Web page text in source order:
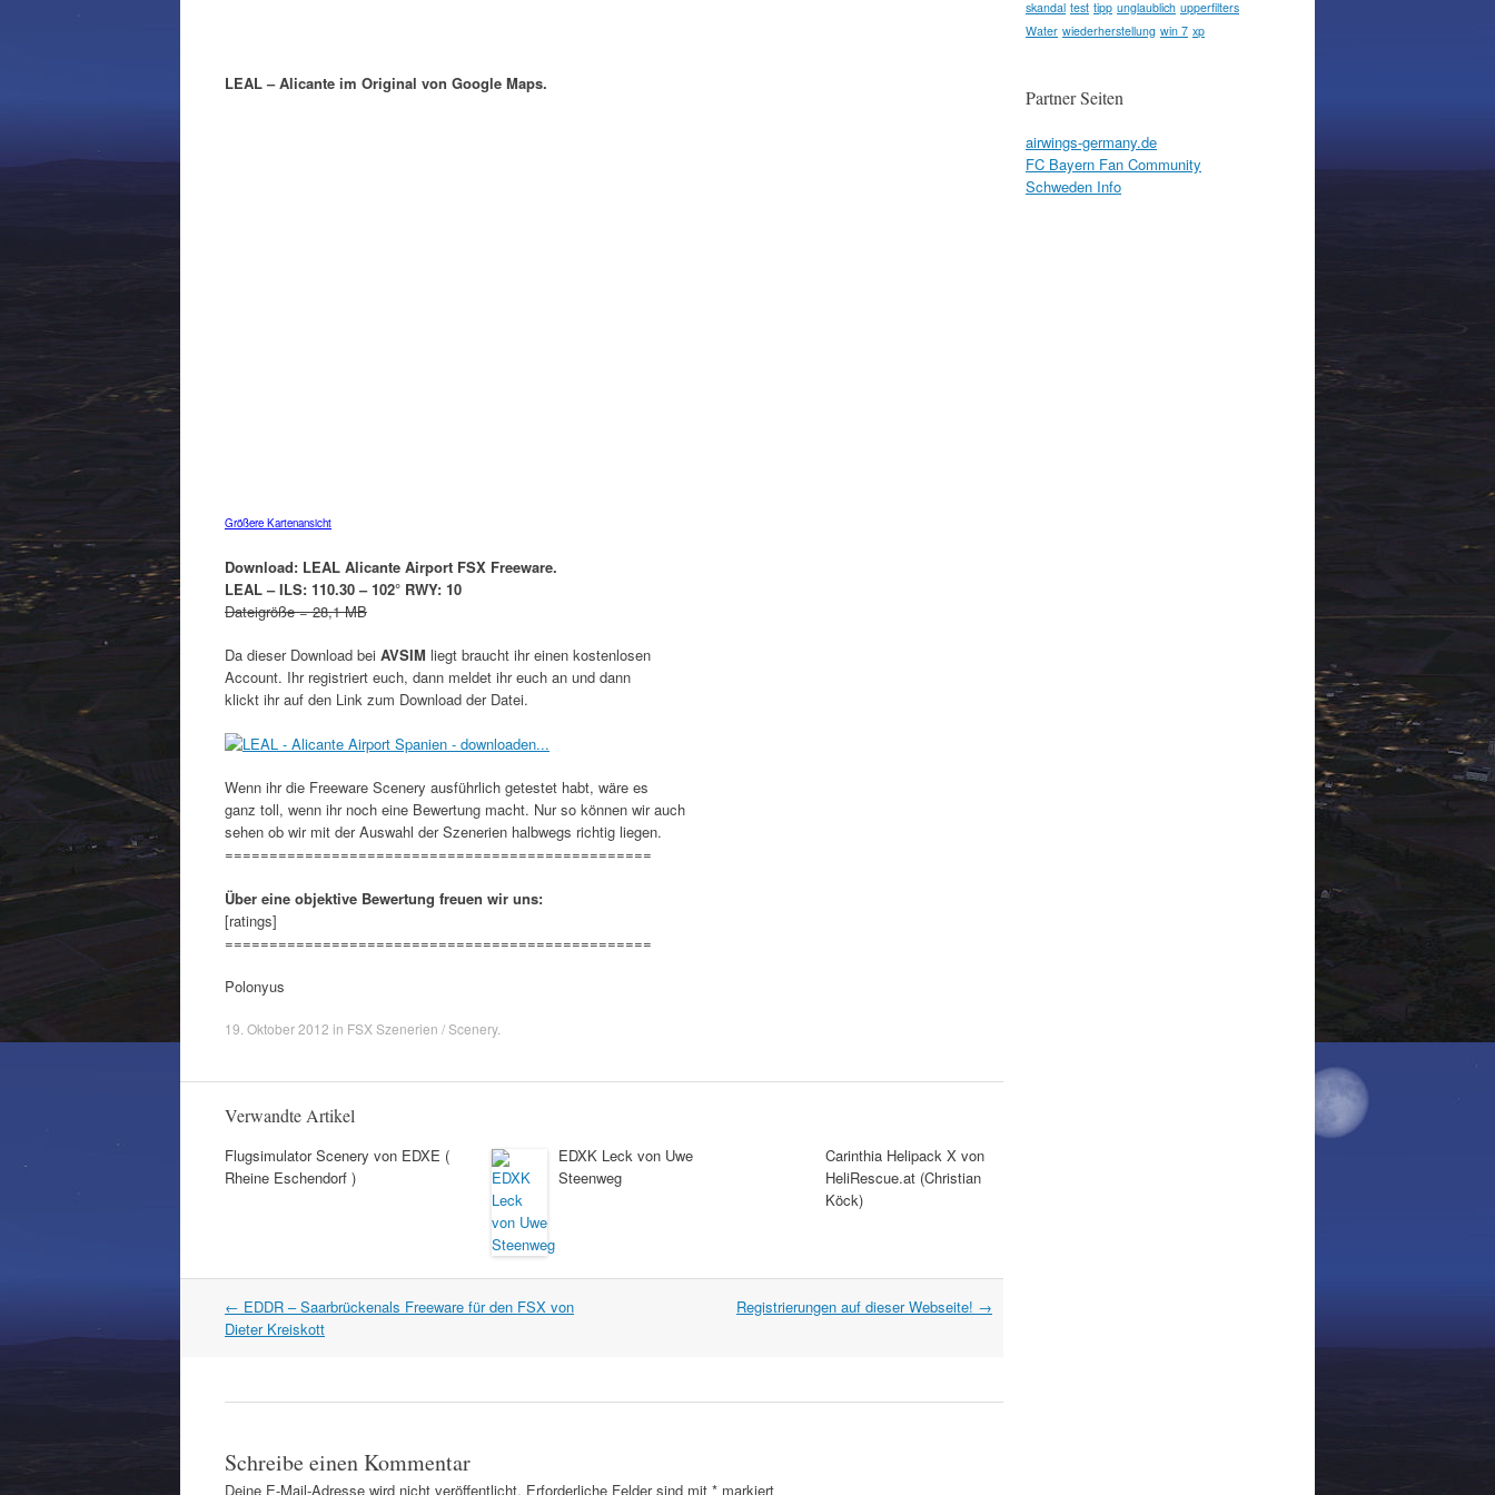
LEAL – Alicante im Original von Google Maps.
Größere Kartenansicht
Download: LEAL Alicante Airport FSX Freeware.
LEAL – ILS: 110.30 – 102° RWY: 10
Dateigröße = 28,1 MB
Da dieser Download bei AVSIM liegt braucht ihr einen kostenlosen
Account. Ihr registriert euch, dann meldet ihr euch an und dann
klickt ihr auf den Link zum Download der Datei.
Wenn ihr die Freeware Scenery ausführlich getestet habt, wäre es
ganz toll, wenn ihr noch eine Bewertung macht. Nur so können wir auch
sehen ob wir mit der Auswahl der Szenerien halbwegs richtig liegen.
================================================
Über eine objektive Bewertung freuen wir uns:
[ratings]
================================================
Polonyus
19. Oktober 2012 in FSX Szenerien / Scenery.
Verwandte Artikel
Flugsimulator Scenery von EDXE (
Rheine Eschendorf )
EDXK Leck von Uwe
Steenweg
Carinthia Helipack X von
HeliRescue.at (Christian
Köck)
Artikel
Navigation
← EDDR – Saarbrückenals Freeware für den FSX von
Dieter Kreiskott
Registrierungen auf dieser Webseite! →
Schreibe einen Kommentar
Deine E-Mail-Adresse wird nicht veröffentlicht. Erforderliche Felder sind mit * markiert
skandal test tipp unglaublich upperfilters
Water wiederherstellung win 7 xp
Partner Seiten
airwings-germany.de
FC Bayern Fan Community
Schweden Info